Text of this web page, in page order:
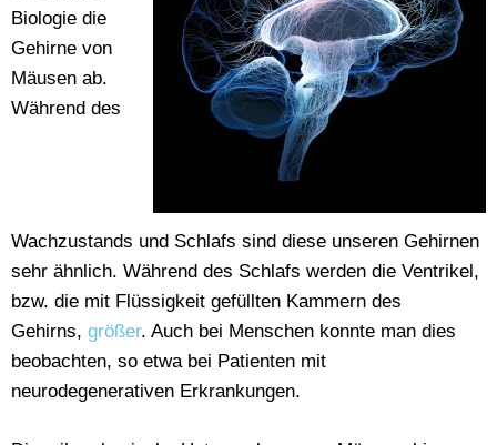
Biologie die
Gehirne von
Mäusen ab.
Während des
Wachzustands und Schlafs sind diese unseren Gehirnen
sehr ähnlich. Während des Schlafs werden die Ventrikel,
bzw. die mit Flüssigkeit gefüllten Kammern des
Gehirns, größer. Auch bei Menschen konnte man dies
beobachten, so etwa bei Patienten mit
neurodegenerativen Erkrankungen.